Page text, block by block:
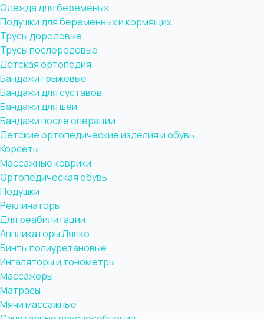
Одежда для беременых
Подушки для беременных и кормящих
Трусы дородовые
Трусы послеродовые
Детская ортопедия
Бандажи грыжевые
Бандажи для суставов
Бандажи для шеи
Бандажи после операции
Детские ортопедические изделия и обувь
Корсеты
Массажные коврики
Ортопедическая обувь
Подушки
Реклинаторы
Для реабилитации
Аппликаторы Ляпко
Бинты полиуретановые
Ингаляторы и тонометры
Массажеры
Матрасы
Мячи массажные